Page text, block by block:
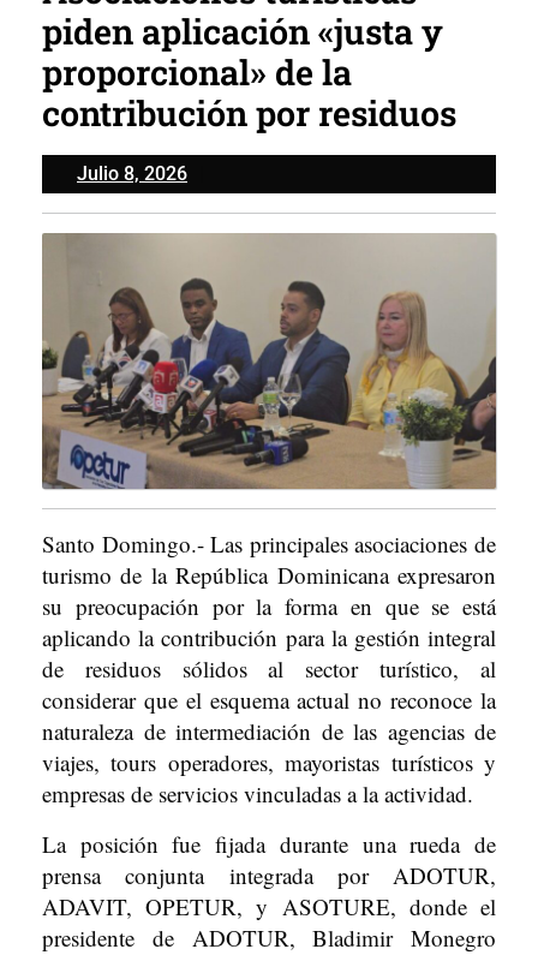
piden aplicación «justa y
proporcional» de la
contribución por residuos
Julio 8, 2026Julio
8,
2026
Santo Domingo.- Las principales asociaciones de
turismo de la República Dominicana expresaron
su preocupación por la forma en que se está
aplicando la contribución para la gestión integral
de residuos sólidos al sector turístico, al
considerar que el esquema actual no reconoce la
naturaleza de intermediación de las agencias de
viajes, tours operadores, mayoristas turísticos y
empresas de servicios vinculadas a la actividad.
La posición fue fijada durante una rueda de
prensa conjunta integrada por ADOTUR,
ADAVIT, OPETUR, y ASOTURE, donde el
presidente de ADOTUR, Bladimir Monegro